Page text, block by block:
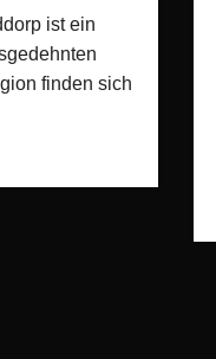
ist ein
finden sich